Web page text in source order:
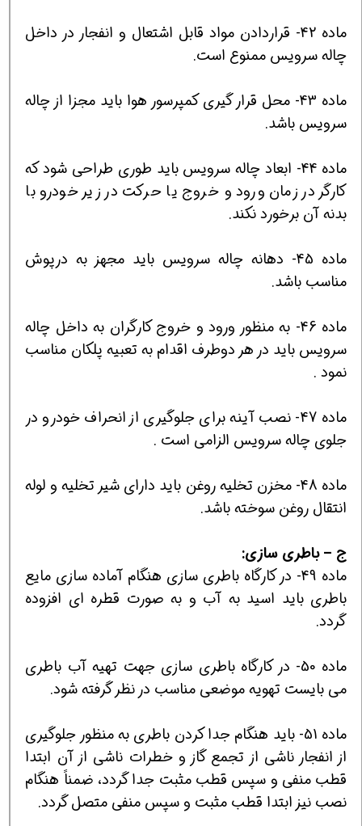
ماده 42- قراردادن مواد قابل اشتعال و انفجار در داخل
چاله سرويس ممنوع است.
ماده 43- محل قرار گيري كمپرسور هوا بايد مجزا از چاله
سرويس باشد.
ماده 44- ابعاد چاله سرويس بايد طوري طراحي شود كه
كارگر در زمان ورود و خروج يا حركت در زير خودرو با
بدنه آن برخورد نكند.
ماده 45- دهانه چاله سرويس بايد مجهز به درپوش
مناسب باشد.
ماده 46- به منظور ورود و خروج كارگران به داخل چاله
سرويس بايد در هر دوطرف اقدام به تعبيه پلكان مناسب
نمود .
ماده 47- نصب آينه براي جلوگيري از انحراف خودرو در
جلوي چاله سرويس الزامي است .
ماده 48- مخزن تخليه روغن بايد داراي شير تخليه و لوله
انتقال روغن سوخته باشد.
ج –باطري سازي:
ماده 49- در كارگاه باطري سازي هنگام آماده سازي مايع
باطري بايد اسيد به آب و به صورت قطره اي افزوده
گردد.
ماده 50- در كارگاه باطري سازي جهت تهيه آب باطري
مي بايست تهويه موضعي مناسب در نظر گرفته شود.
ماده 51- بايد هنگام جدا كردن باطري به منظور جلوگيري
از انفجار ناشي از تجمع گاز و خطرات ناشي از آن ابتدا
قطب منفي و سپس قطب مثبت جدا گردد، ضمناً هنگام
نصب نيز ابتدا قطب مثبت و سپس منفي متصل گردد.